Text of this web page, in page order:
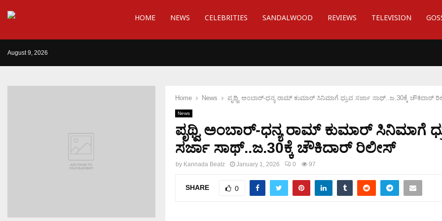
HOME NEWS CELEBRITIES SANDALWOOD REVIEWS TELEVISION
August 9, 2026
Home News ಪೃಥ್ವಿ ಅಂಬಾರ್-ಧನ್ಯ ರಾಮ್ ಕುಮಾರ್ ಸಿನಿಮಾಗೆ ಧ್ರುವ ಸರ್ಜಾ ಸಾಥ್..ಜ.30ಕ್ಕೆ ಚೌಕಿದಾರ್
News
ಪೃಥ್ವಿ ಅಂಬಾರ್-ಧನ್ಯ ರಾಮ್ ಕುಮಾರ್ ಸಿನಿಮಾಗೆ
ಸರ್ಜಾ ಸಾಥ್..ಜ.30ಕ್ಕೆ ಚೌಕಿದಾರ್ ರಿಲೀಸ್
by Kannada Beatz January 1, 2026 0 97
SHARE 0